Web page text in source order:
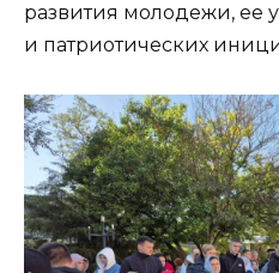
развития молодежи, ее
и патриотических